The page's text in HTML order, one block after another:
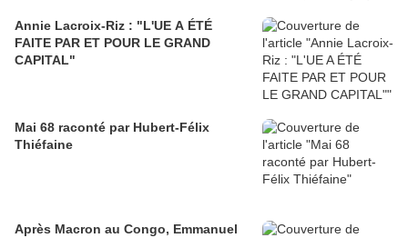
Annie Lacroix-Riz : "L'UE A ÉTÉ
FAITE PAR ET POUR LE GRAND
CAPITAL"
Mai 68 raconté par Hubert-Félix
Thiéfaine
Après Macron au Congo, Emmanuel